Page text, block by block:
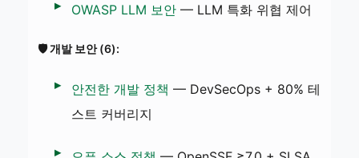
OWASP LLM 보안— LLM 특화 위협 제어
🛡️ 개발 보안 (6):
안전한 개발 정책 — DevSecOps + 80% 테
스트 커버리지